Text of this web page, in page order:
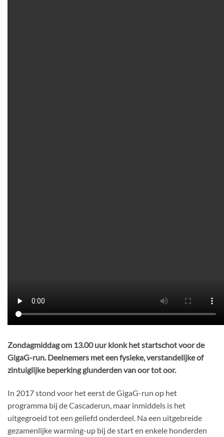
Zondagmiddag om 13.00 uur klonk het startschot voor de
GigaG-run. Deelnemers met een fysieke, verstandelijke of
zintuiglijke beperking glunderden van oor tot oor.
In 2017 stond voor het eerst de GigaG-run op het
programma bij de Cascaderun, maar inmiddels is het
uitgegroeid tot een geliefd onderdeel. Na een uitgebreide
gezamenlijke warming-up bij de start en enkele honderden